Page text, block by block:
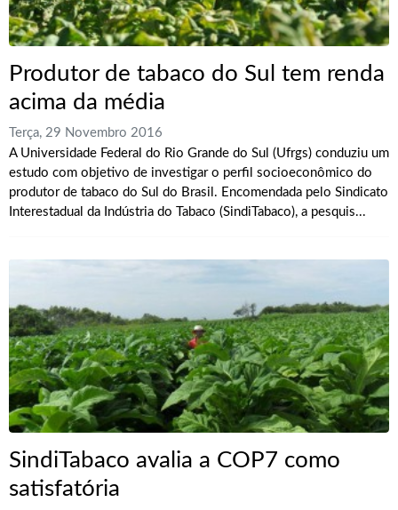
Produtor de tabaco do Sul tem renda
acima da média
Terça, 29 Novembro 2016
A Universidade Federal do Rio Grande do Sul (Ufrgs) conduziu um
estudo com objetivo de investigar o perfil socioeconômico do
produtor de tabaco do Sul do Brasil. Encomendada pelo Sindicato
Interestadual da Indústria do Tabaco (SindiTabaco), a pesquis...
SindiTabaco avalia a COP7 como
satisfatória